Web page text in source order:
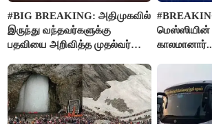
#BIG BREAKING: அதிமுகவில்
இருந்து வந்தவர்களுக்கு
பதவியை அறிவித்த முதல்வர்